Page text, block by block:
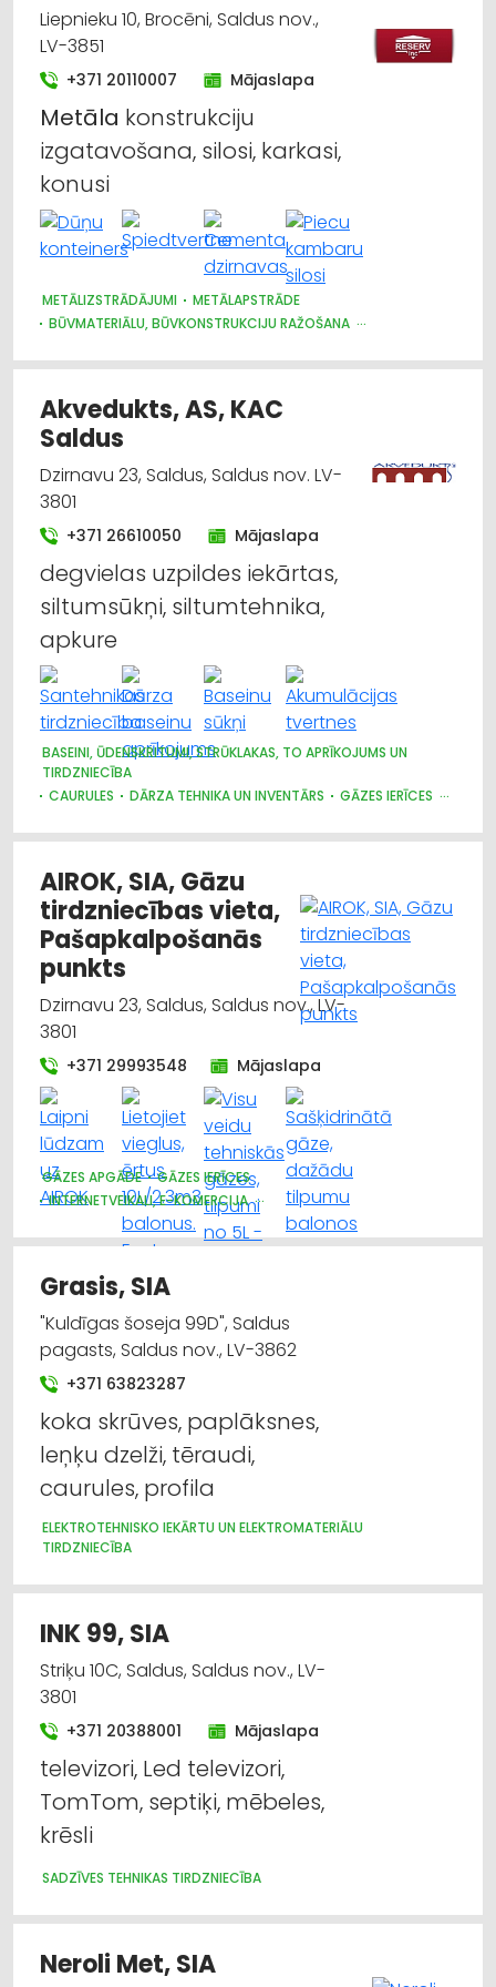
Liepnieku 10, Brocēni, Saldus nov.,
LV-3851
+371 20110007 Mājaslapa
Metāla konstrukciju
izgatavošana, silosi, karkasi,
konusi
METĀLIZSTRĀDĀJUMI
METĀLAPSTRĀDE
BŪVMATERIĀLU, BŪVKONSTRUKCIJU RAŽOŠANA
APDARES MATERIĀLI: RAŽOŠANA
APDARES DARBI
Akvedukts, AS, KAC
Saldus
Dzirnavu 23, Saldus, Saldus nov. LV-
3801
+371 26610050 Mājaslapa
degvielas uzpildes iekārtas,
siltumsūkņi, siltumtehnika,
apkure
BASEINI, ŪDENSKRITUMI, STRŪKLAKAS, TO APRĪKOJUMS UN
TIRDZNIECĪBA
CAURULES
DĀRZA TEHNIKA UN INVENTĀRS
GĀZES IERĪCES
SANTEHNIKAS VAIRUMTIRDZNIECĪBA
SŪKŅI, PUMPJI, VĀRSTI, VENTIĻI
ŪDENSAPGĀDE UN KANALIZĀCIJA
AIROK, SIA, Gāzu
tirdzniecības vieta,
Pašapkalpošanās
punkts
Dzirnavu 23, Saldus, Saldus nov., LV-
3801
+371 29993548 Mājaslapa
GĀZES APGĀDE
GĀZES IERĪCES
INTERNETVEIKALI, E-KOMERCIJA
DARBA AIZSARDZĪBAS LĪDZEKĻI, FORMASTĒRPI, DARBA APĢĒRBI
UN APAVI; TIRDZNIECĪBA
Grasis, SIA
"Kuldīgas šoseja 99D", Saldus
pagasts, Saldus nov., LV-3862
+371 63823287
koka skrūves, paplāksnes,
leņķu dzelži, tēraudi,
caurules, profila
ELEKTROTEHNISKO IEKĀRTU UN ELEKTROMATERIĀLU
TIRDZNIECĪBA
INK 99, SIA
Striķu 10C, Saldus, Saldus nov., LV-
3801
+371 20388001 Mājaslapa
televizori, Led televizori,
TomTom, septiķi, mēbeles,
krēsli
SADZĪVES TEHNIKAS TIRDZNIECĪBA
Neroli Met, SIA